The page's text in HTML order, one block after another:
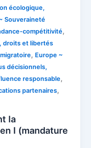
écologique,
Souveraineté
compétitivité,
droits et libertés
, Europe ~
décisionnels,
responsable,
partenaires,
la
I (mandature